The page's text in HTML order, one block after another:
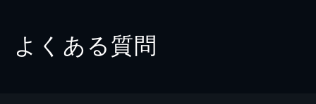
よくある質問